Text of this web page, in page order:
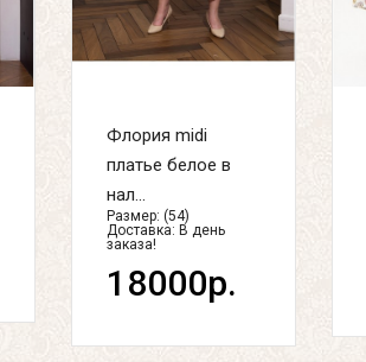
Флория midi
платье белое в
нал...
Размер: (54)
Доставка: В день
заказа!
18000р.